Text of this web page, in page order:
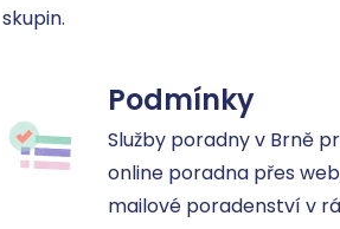
skupin.
Podmínky
Služby poradny v Brně
online poradna přes
mailové poradenství v